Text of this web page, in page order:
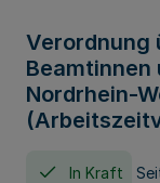
Verordnung
Beamtinnen
Nordrhein-
In Kraft